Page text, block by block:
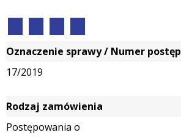
Oznaczenie sprawy / Numer
17/2019
Rodzaj zamówienia
Postępowania o